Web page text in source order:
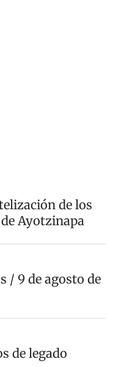
de los
Ayotzinapa
/ 9 de agosto de
de legado